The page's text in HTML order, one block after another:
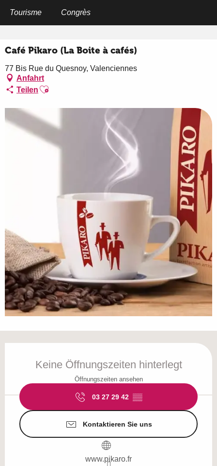
Tourisme Congrès
Café Pikaro (La Boite à cafés)
77 Bis Rue du Quesnoy, Valenciennes
Anfahrt
Teilen Ajouter aux favoris
Keine Öffnungszeiten hinterlegt
Öffnungszeiten ansehen
03 27 29 42 ▒▒
Kontaktieren Sie uns
www.pikaro.fr